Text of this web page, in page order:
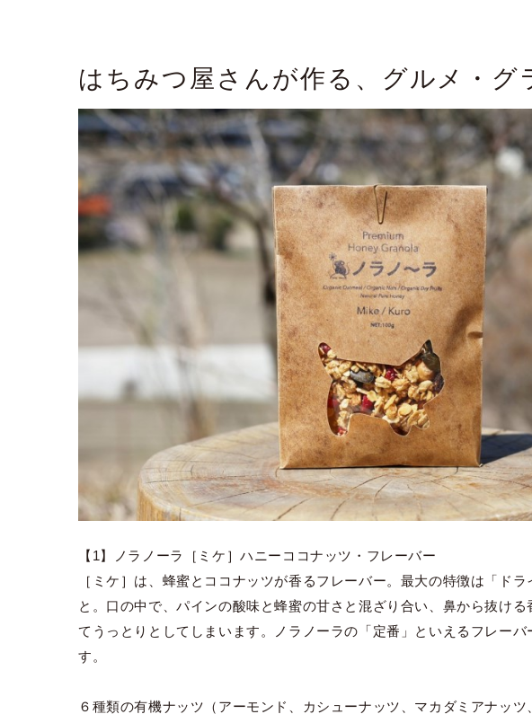
はちみつ屋さんが作る、グルメ・グ
【1】ノラノーラ［ミケ］ハニーココナッツ・フレーバー
［ミケ］は、蜂蜜とココナッツが香るフレーバー。最大の特徴は「ド
と。口の中で、パインの酸味と蜂蜜の甘さと混ざり合い、鼻から抜け
てうっとりとしてしまいます。ノラノーラの「定番」といえるフレー
す。
６種類の有機ナッツ（アーモンド、カシューナッツ、マカダミアナッツ